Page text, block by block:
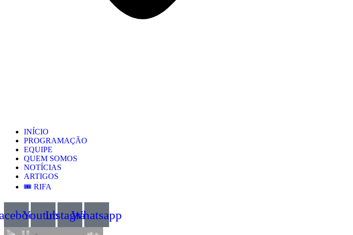
INÍCIO
PROGRAMAÇÃO
EQUIPE
QUEM SOMOS
NOTÍCIAS
ARTIGOS
🎟️ RIFA
YoutubeInstagramWhatsapp